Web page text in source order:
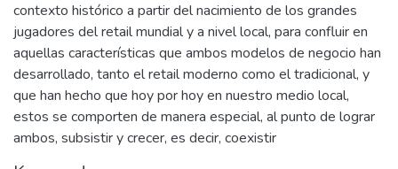
contexto histórico a partir del nacimiento de los grandes
jugadores del retail mundial y a nivel local, para confluir en
aquellas características que ambos modelos de negocio han
desarrollado, tanto el retail moderno como el tradicional, y
que han hecho que hoy por hoy en nuestro medio local,
estos se comporten de manera especial, al punto de lograr
ambos, subsistir y crecer, es decir, coexistir